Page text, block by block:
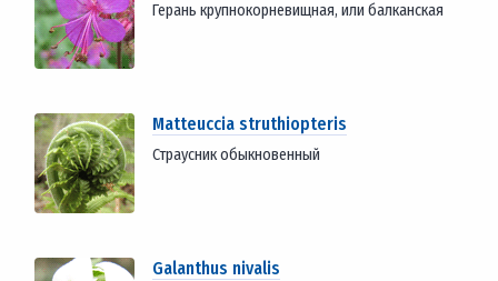
Герань крупнокорневищная, или балканская
Matteuccia struthiopteris
Страусник обыкновенный
Galanthus nivalis